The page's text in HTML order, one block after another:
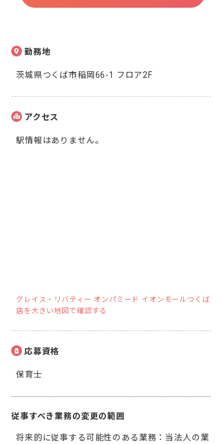
勤務地
茨城県つくば市稲岡66-1 フロア2F
アクセス
駅情報はありません。
グレイス・リバティー オンパミード イオンモールつくば
店を大きい地図で確認する
応募資格
保育士
従事すべき業務の変更の範囲
将来的に従事する可能性のある業務：当法人の業